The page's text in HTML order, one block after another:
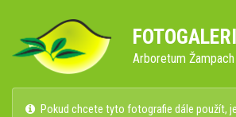
Arboretum Žampach
Pokud chcete tyto fotografie dále použít,